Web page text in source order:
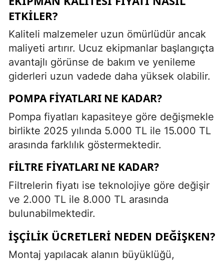
ETKILER?
Kaliteli malzemeler uzun ömürlüdür ancak
maliyeti artırır. Ucuz ekipmanlar başlangıçta
avantajlı görünse de bakım ve yenileme
giderleri uzun vadede daha yüksek olabilir.
POMPA FIYATLARI NE KADAR?
Pompa fiyatları kapasiteye göre değişmekle
birlikte 2025 yılında 5.000 TL ile 15.000 TL
arasında farklılık göstermektedir.
FILTRE FIYATLARI NE KADAR?
Filtrelerin fiyatı ise teknolojiye göre değişir
ve 2.000 TL ile 8.000 TL arasında
bulunabilmektedir.
İŞÇILIK ÜCRETLERI NEDEN DEĞIŞKEN?
Montaj yapılacak alanın büyüklüğü,